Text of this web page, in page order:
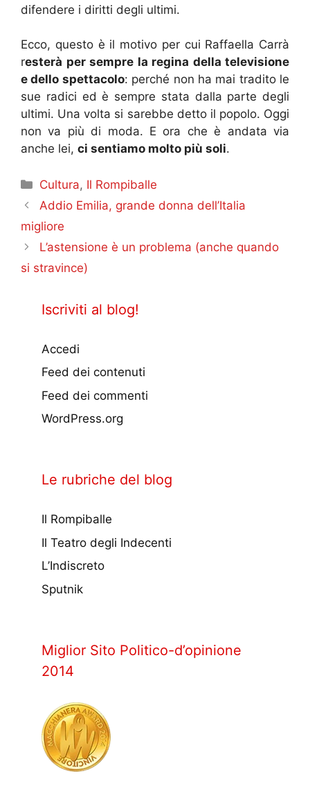
difendere i diritti degli ultimi.
Ecco, questo è il motivo per cui Raffaella Carrà
resterà per sempre la regina della televisione
e dello spettacolo: perché non ha mai tradito le
sue radici ed è sempre stata dalla parte degli
ultimi. Una volta si sarebbe detto il popolo. Oggi
non va più di moda. E ora che è andata via
anche lei, ci sentiamo molto più soli.
Categorie
Cultura, Il Rompiballe
Addio Emilia, grande donna dell’Italia
migliore
L’astensione è un problema (anche quando
si stravince)
Iscriviti al blog!
Accedi
Feed dei contenuti
Feed dei commenti
WordPress.org
Le rubriche del blog
Il Rompiballe
Il Teatro degli Indecenti
L’Indiscreto
Sputnik
Miglior Sito Politico-d’opinione
2014